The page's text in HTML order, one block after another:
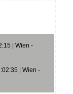
| Wien -
| Wien -